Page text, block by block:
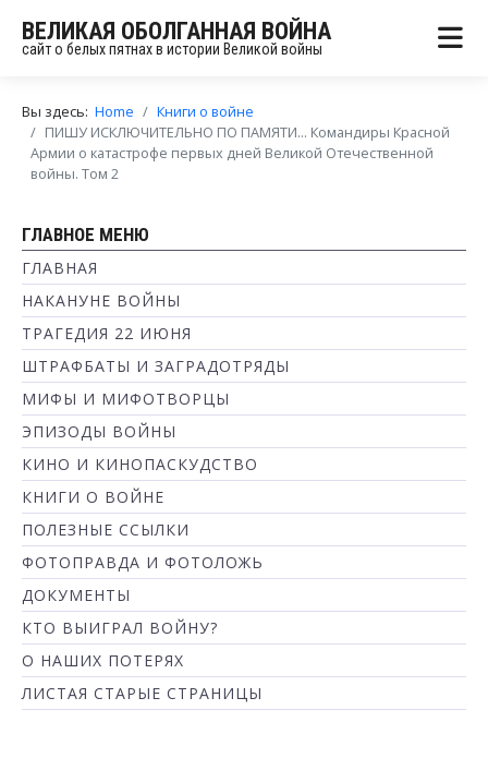
ВЕЛИКАЯ ОБОЛГАННАЯ ВОЙНА
сайт о белых пятнах в истории Великой войны
Вы здесь: Home
Книги о войне
ПИШУ ИСКЛЮЧИТЕЛЬНО ПО ПАМЯТИ... Командиры Красной
Армии о катастрофе первых дней Великой Отечественной
войны. Том 2
ГЛАВНОЕ МЕНЮ
ГЛАВНАЯ
НАКАНУНЕ ВОЙНЫ
ТРАГЕДИЯ 22 ИЮНЯ
ШТРАФБАТЫ И ЗАГРАДОТРЯДЫ
МИФЫ И МИФОТВОРЦЫ
ЭПИЗОДЫ ВОЙНЫ
КИНО И КИНОПАСКУДСТВО
КНИГИ О ВОЙНЕ
ПОЛЕЗНЫЕ ССЫЛКИ
ФОТОПРАВДА И ФОТОЛОЖЬ
ДОКУМЕНТЫ
КТО ВЫИГРАЛ ВОЙНУ?
О НАШИХ ПОТЕРЯХ
ЛИСТАЯ СТАРЫЕ СТРАНИЦЫ